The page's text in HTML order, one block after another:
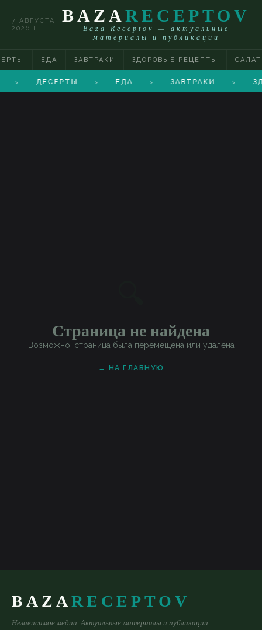
7 АВГУСТА
2026 Г.
BAZA RECEPTOV
Baza Receptov — актуальные
материалы и публикации
ЕДА ЗАВТРАКИ ЗДОРОВЫЕ РЕЦЕПТЫ
> ДЕСЕРТЫ > ЕДА > ЗАВТРАКИ >
Страница не найдена
Возможно, страница была перемещена или удалена
← НА ГЛАВНУЮ
BAZARECEPTOV
Независимое медиа. Актуальные материалы и публикации.